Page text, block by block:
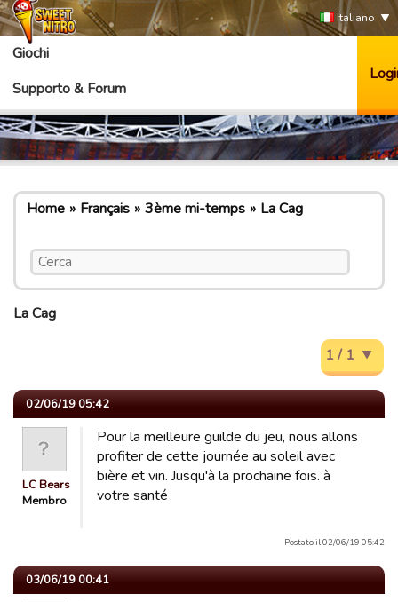
Italiano
Giochi
Supporto & Forum
Home Français 3ème mi-temps La Cag
La Cag
1 / 1
02/06/19 05:42
LC Bears
Membro
Pour la meilleure guilde du jeu, nous allons
profiter de cette journée au soleil avec
bière et vin. Jusqu'à la prochaine fois. à
votre santé
Postato il 02/06/19 05:42
03/06/19 00:41